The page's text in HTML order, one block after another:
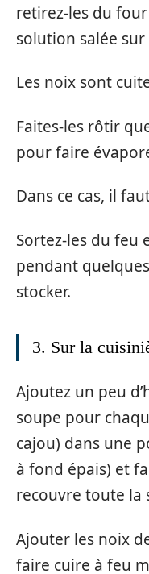
retirez-les du
solution salée sur
Les noix sont
Faites-les rôtir
pour faire
Dans ce cas, il
Sortez-les du feu
pendant
stocker.
3. Sur la
Ajoutez un peu
soupe pour
cajou) dans une
à fond épais) et
recouvre toute la
Ajouter les noix
faire cuire à feu